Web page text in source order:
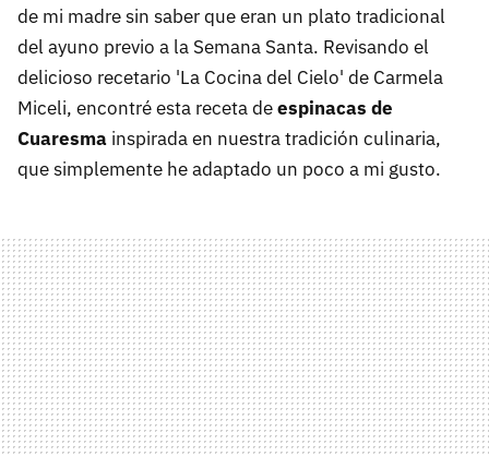
de mi madre sin saber que eran un plato tradicional
del ayuno previo a la Semana Santa. Revisando el
delicioso recetario 'La Cocina del Cielo' de Carmela
Miceli, encontré esta receta deespinacas de
Cuaresma inspirada en nuestra tradición culinaria,
que simplemente he adaptado un poco a mi gusto.